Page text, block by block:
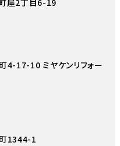
4-17-10 ミヤケンリフォー
1344-1